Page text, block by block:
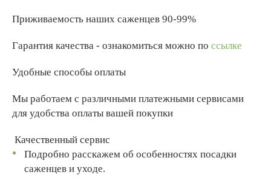
Приживаемость наших саженцев 90-99%
Гарантия качества - ознакомиться можно по ссылке
Удобные способы оплаты
Мы работаем с различными платежными сервисами
для удобства оплаты вашей покупки
Качественный сервис
Подробно расскажем об особенностях посадки
саженцев и уходе.